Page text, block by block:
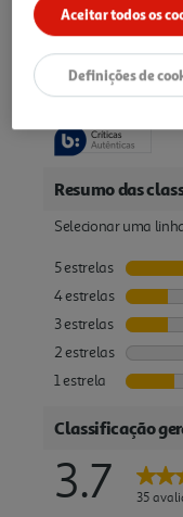
Avaliações
Aceitar todos os
Definições de